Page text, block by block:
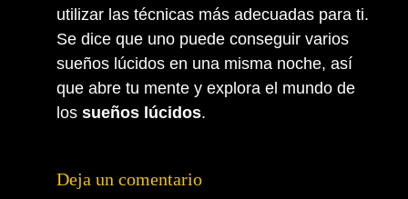
utilizar las técnicas más adecuadas para ti.
Se dice que uno puede conseguir varios
sueños lúcidos en una misma noche, así
que abre tu mente y explora el mundo de
los sueños lúcidos.
Deja un comentario